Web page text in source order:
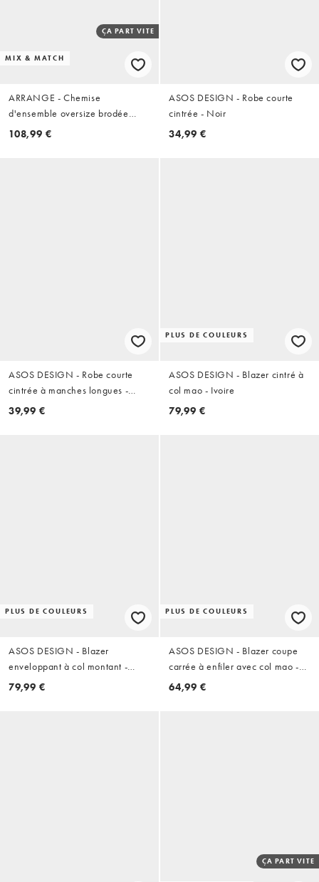
MIX & MATCH
ÇA PART VITE
ARRANGE - Chemise
d'ensemble oversize brodée
ajourée - Noir
108,99 €
ASOS DESIGN - Robe courte
cintrée - Noir
34,99 €
ASOS DESIGN - Robe courte
cintrée à manches longues -
Noir
39,99 €
PLUS DE COULEURS
ASOS DESIGN - Blazer cintré à
col mao - Ivoire
79,99 €
PLUS DE COULEURS
ASOS DESIGN - Blazer
enveloppant à col montant -
Beige
79,99 €
PLUS DE COULEURS
ASOS DESIGN - Blazer coupe
carrée à enfiler avec col mao -
Jaune
64,99 €
ÇA PART VITE